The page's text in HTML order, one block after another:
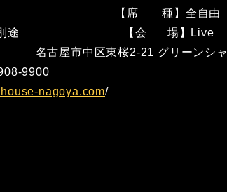
【席 種】全自由
ドリンク別途 【会 場】Live
桜2-21 グリーンシャ
9900
nagoya.com/